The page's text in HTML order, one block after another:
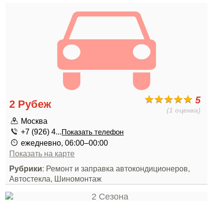
5
(1 оценка)
2 Рубеж
Москва
+7 (926) 4...Показать телефон
ежедневно, 06:00–00:00
Показать на карте
Рубрики: Ремонт и заправка автокондиционеров,
Автостекла, Шиномонтаж